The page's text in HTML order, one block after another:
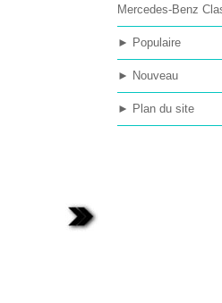
Mercedes-Benz
► Populaire
► Nouveau
► Plan du site